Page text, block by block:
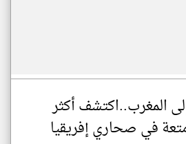
المغرب..اكتشف أكثر
في صحاري إفريقيا